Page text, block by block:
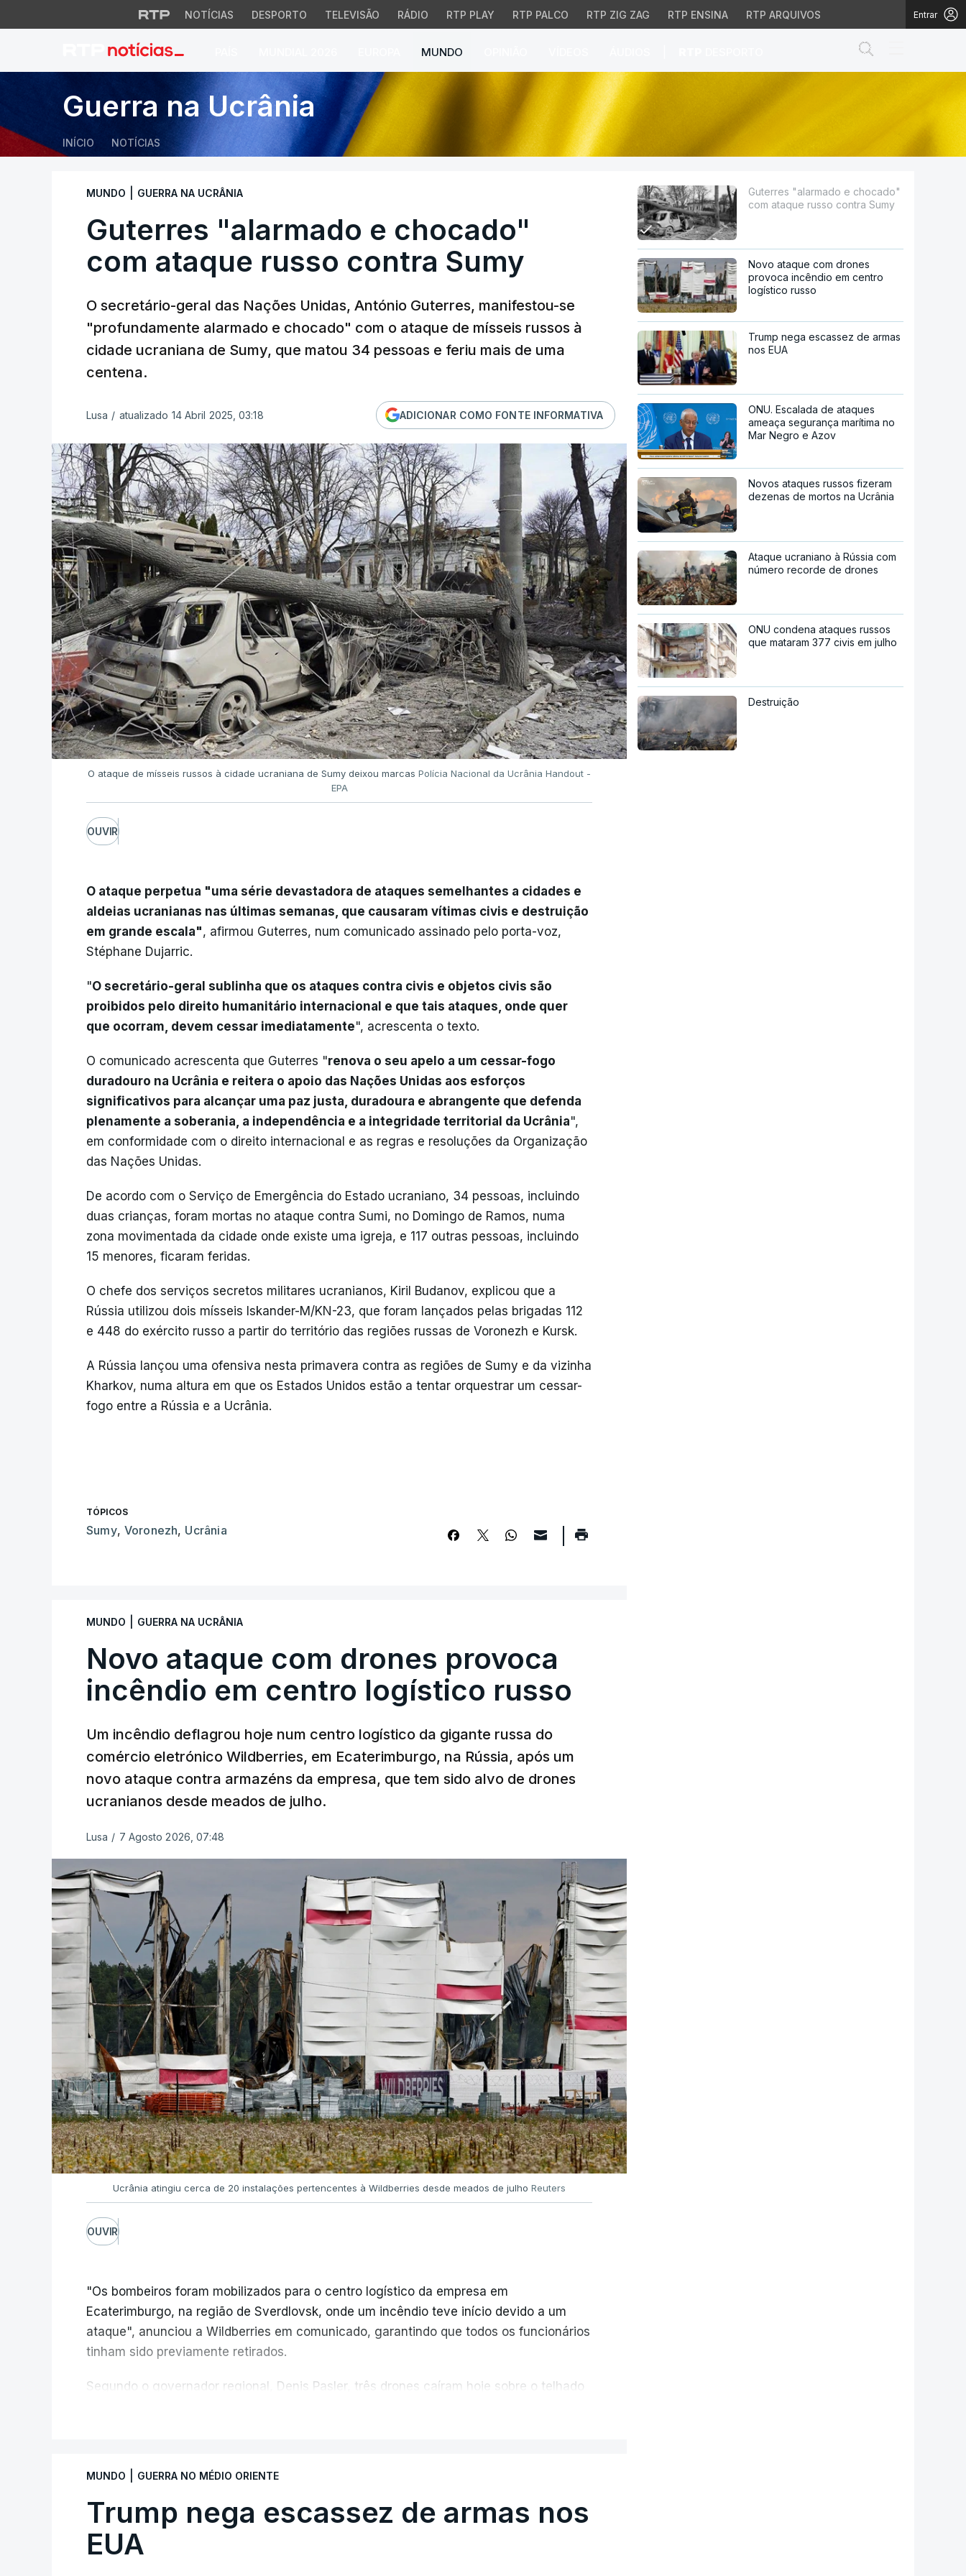
NOTÍCIAS DESPORTO TELEVISÃO RÁDIO RTP PLAY RTP PALCO RTP ZIG ZAG RTP ENSINA RTP ARQUIVOS Entrar
MUNDO
Guterres "alarmado e chocado" com ataque russo contra Sumy
Guerra na Ucrânia
INÍCIO NOTÍCIAS
MUNDO GUERRA NA UCRÂNIA
Guterres "alarmado e chocado"
com ataque russo contra Sumy
O secretário-geral das Nações Unidas, António Guterres, manifestou-se
"profundamente alarmado e chocado" com o ataque de mísseis russos à
cidade ucraniana de Sumy, que matou 34 pessoas e feriu mais de uma
centena.
Lusa / atualizado 14 Abril 2025, 03:18 ADICIONAR COMO FONTE INFORMATIVA
O ataque de mísseis russos à cidade ucraniana de Sumy deixou marcas Polícia Nacional da Ucrânia Handout -
EPA
OUVIR
O ataque perpetua "uma série devastadora de ataques semelhantes a cidades e
aldeias ucranianas nas últimas semanas, que causaram vítimas civis e destruição
em grande escala", afirmou Guterres, num comunicado assinado pelo porta-voz,
Stéphane Dujarric.
"O secretário-geral sublinha que os ataques contra civis e objetos civis são
proibidos pelo direito humanitário internacional e que tais ataques, onde quer
que ocorram, devem cessar imediatamente", acrescenta o texto.
O comunicado acrescenta que Guterres "renova o seu apelo a um cessar-fogo
duradouro na Ucrânia e reitera o apoio das Nações Unidas aos esforços
significativos para alcançar uma paz justa, duradoura e abrangente que defenda
plenamente a soberania, a independência e a integridade territorial da Ucrânia",
em conformidade com o direito internacional e as regras e resoluções da Organização
das Nações Unidas.
De acordo com o Serviço de Emergência do Estado ucraniano, 34 pessoas, incluindo
duas crianças, foram mortas no ataque contra Sumi, no Domingo de Ramos, numa
zona movimentada da cidade onde existe uma igreja, e 117 outras pessoas, incluindo
15 menores, ficaram feridas.
O chefe dos serviços secretos militares ucranianos, Kiril Budanov, explicou que a
Rússia utilizou dois mísseis Iskander-M/KN-23, que foram lançados pelas brigadas 112
e 448 do exército russo a partir do território das regiões russas de Voronezh e Kursk.
A Rússia lançou uma ofensiva nesta primavera contra as regiões de Sumy e da vizinha
Kharkov, numa altura em que os Estados Unidos estão a tentar orquestrar um cessar-
fogo entre a Rússia e a Ucrânia.
TÓPICOS
Sumy, Voronezh, Ucrânia
MUNDO GUERRA NA UCRÂNIA
Novo ataque com drones provoca
incêndio em centro logístico russo
Um incêndio deflagrou hoje num centro logístico da gigante russa do
comércio eletrónico Wildberries, em Ecaterimburgo, na Rússia, após um
novo ataque contra armazéns da empresa, que tem sido alvo de drones
ucranianos desde meados de julho.
Lusa / 7 Agosto 2026, 07:48
Ucrânia atingiu cerca de 20 instalações pertencentes à Wildberries desde meados de julho Reuters
OUVIR
"Os bombeiros foram mobilizados para o centro logístico da empresa em
Ecaterimburgo, na região de Sverdlovsk, onde um incêndio teve início devido a um
ataque", anunciou a Wildberries em comunicado, garantindo que todos os funcionários
tinham sido previamente retirados.
Segundo o governador regional, Denis Pasler, três drones caíram hoje sobre o telhado
chamada de "Amazon russa" --- espalhadas por quase toda a Rússia e na Crimeia
anexada.
Os primeiros ataques, ocorridos na noite de 17 para 18 de julho, fizeram oito mortos e
quase 90 feridos em instalações nas regiões de Moscovo e Tambov (centro-oeste).
MUNDO GUERRA NO MÉDIO ORIENTE
Trump nega escassez de armas nos
EUA
Guterres "alarmado e chocado"
com ataque russo contra Sumy
Novo ataque com drones
provoca incêndio em centro
logístico russo
Trump nega escassez de armas
nos EUA
ONU. Escalada de ataques
ameaça segurança marítima no
Mar Negro e Azov
Novos ataques russos fizeram
dezenas de mortos na Ucrânia
Ataque ucraniano à Rússia com
número recorde de drones
ONU condena ataques russos
que mataram 377 civis em julho
Destruição